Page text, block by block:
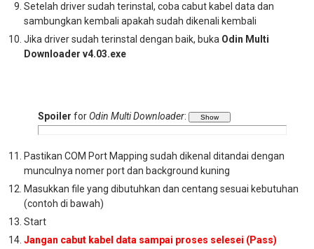
Setelah driver sudah terinstal, coba cabut kabel data dan
sambungkan kembali apakah sudah dikenali kembali
Jika driver sudah terinstal dengan baik, buka Odin Multi
Downloader v4.03.exe
Spoiler for Odin Multi Downloader:
Pastikan COM Port Mapping sudah dikenal ditandai dengan
munculnya nomer port dan background kuning
Masukkan file yang dibutuhkan dan centang sesuai kebutuhan
(contoh di bawah)
Start
Jangan cabut kabel data sampai proses selesei (Pass)